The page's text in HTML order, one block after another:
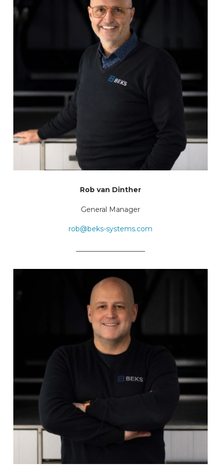
Rob van Dinther
General Manager
rob@beks-systems.com